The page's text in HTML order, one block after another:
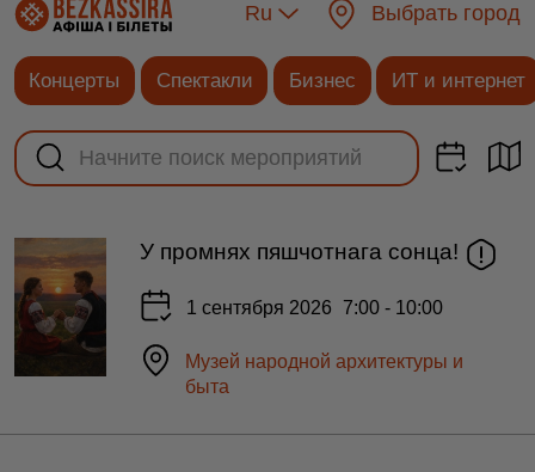
Ru Выбрать город
Концерты Спектакли Бизнес ИТ и интернет
У промнях пяшчотнага сонца!
1 сентября 2026 7:00 - 10:00
Музей народной архитектуры и
быта